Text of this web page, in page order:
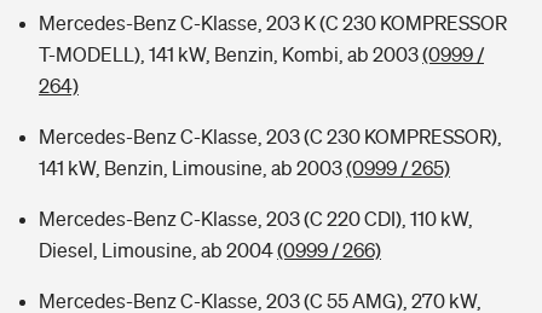
Mercedes-Benz C-Klasse, 203 K (C 230 KOMPRESSOR
T-MODELL), 141 kW, Benzin, Kombi, ab 2003(0999 /
264)
Mercedes-Benz C-Klasse, 203 (C 230 KOMPRESSOR),
141 kW, Benzin, Limousine, ab 2003(0999 / 265)
Mercedes-Benz C-Klasse, 203 (C 220 CDI), 110 kW,
Diesel, Limousine, ab 2004(0999 / 266)
Mercedes-Benz C-Klasse, 203 (C 55 AMG), 270 kW,